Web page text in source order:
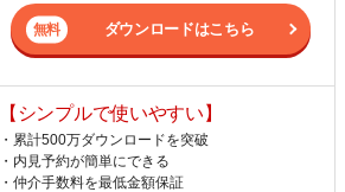
ダウンロードはこちら
【シンプルで使いやすい】
・累計500万ダウンロードを突破
・内見予約が簡単にできる
・仲介手数料を最低金額保証